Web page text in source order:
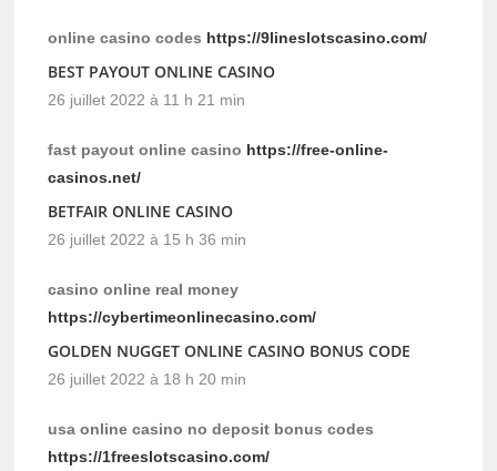
online casino codes https://9lineslotscasino.com/
BEST PAYOUT ONLINE CASINO
26 juillet 2022 à 11 h 21 min
fast payout online casino https://free-online-
casinos.net/
BETFAIR ONLINE CASINO
26 juillet 2022 à 15 h 36 min
casino online real money
https://cybertimeonlinecasino.com/
GOLDEN NUGGET ONLINE CASINO BONUS CODE
26 juillet 2022 à 18 h 20 min
usa online casino no deposit bonus codes
https://1freeslotscasino.com/